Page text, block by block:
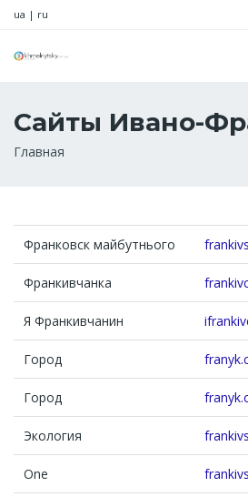
ua | ru
Сайты Ивано-
Строка
Главная
Франковск майбутнього
Франкивчанка
Я Франкивчанин
Город
Город
Экология
One